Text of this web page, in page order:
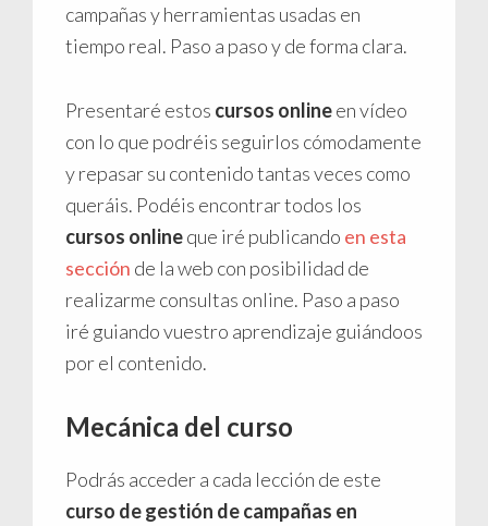
campañas y herramientas usadas en
tiempo real. Paso a paso y de forma clara.
Presentaré estos cursos onlineen vídeo
con lo que podréis seguirlos cómodamente
y repasar su contenido tantas veces como
queráis. Podéis encontrar todos los
cursos onlineque iré publicando en esta
sección de la web con posibilidad de
realizarme consultas online. Paso a paso
iré guiando vuestro aprendizaje guiándoos
por el contenido.
Mecánica del curso
Podrás acceder a cada lección de este
curso de gestión de campañas en